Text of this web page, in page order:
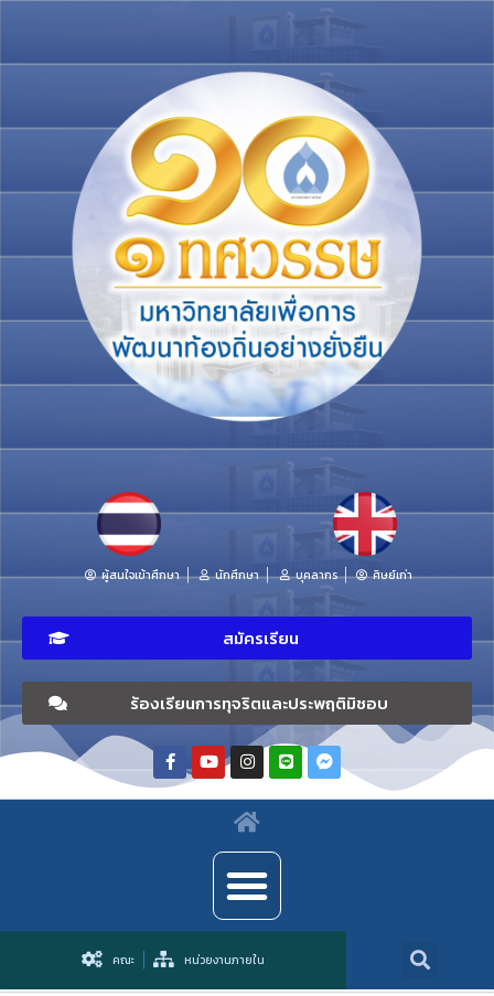
ผู้สนใจเข้าศึกษา นักศึกษา บุคลากร ศิษย์เก่า
สมัครเรียน
ร้องเรียนการทุจริตและประพฤติมิชอบ
คณะ หน่วยงานภายใน